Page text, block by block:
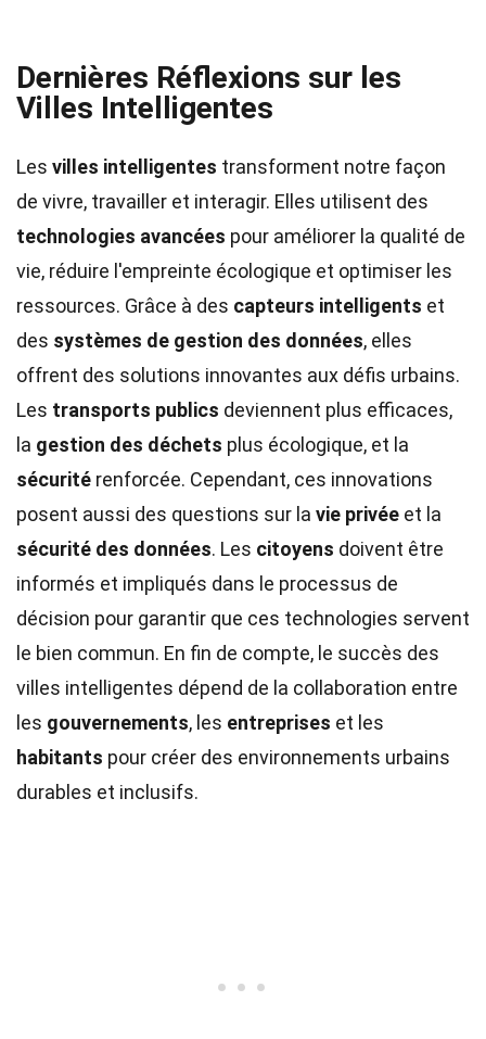
Dernières Réflexions sur les
Villes Intelligentes
Les villes intelligentes transforment notre façon
de vivre, travailler et interagir. Elles utilisent des
technologies avancées pour améliorer la qualité de
vie, réduire l'empreinte écologique et optimiser les
ressources. Grâce à des capteurs intelligents et
des systèmes de gestion des données, elles
offrent des solutions innovantes aux défis urbains.
Les transports publics deviennent plus efficaces,
la gestion des déchets plus écologique, et la
sécurité renforcée. Cependant, ces innovations
posent aussi des questions sur la vie privée et la
sécurité des données. Les citoyens doivent être
informés et impliqués dans le processus de
décision pour garantir que ces technologies servent
le bien commun. En fin de compte, le succès des
villes intelligentes dépend de la collaboration entre
les gouvernements, les entreprises et les
habitants pour créer des environnements urbains
durables et inclusifs.